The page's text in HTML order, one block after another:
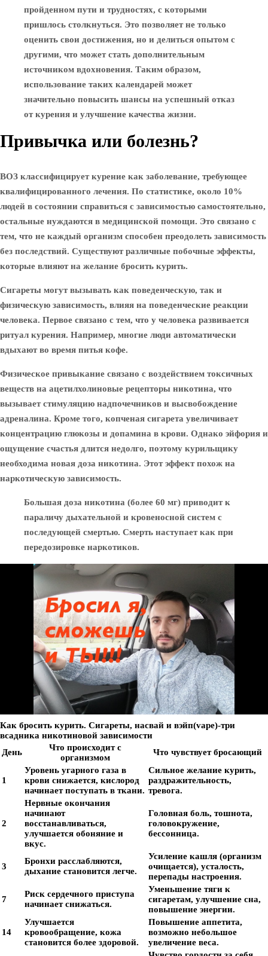
пройденном пути и трудностях, с которыми
пришлось столкнуться. Это позволяет не только
оценить свои достижения, но и делиться опытом с
другими, что может стать дополнительным
источником вдохновения. Таким образом,
использование таких календарей может
значительно повысить шансы на успешный отказ
от курения и улучшение качества жизни.
Привычка или болезнь?
ВОЗ классифицирует курение как заболевание, требующее
квалифицированного лечения. По статистике, около 10%
людей в состоянии справиться с зависимостью самостоятельно,
остальные нуждаются в медицинской помощи. Это связано с
тем, что не каждый организм способен преодолеть зависимость
без последствий. Существуют различные побочные эффекты,
которые влияют на желание бросить курить.
Сигареты могут вызывать как поведенческую, так и
физическую зависимость, влияя на поведенческие реакции
человека. Первое связано с тем, что у человека развивается
ритуал курения. Например, многие люди автоматически
вдыхают во время питья кофе.
Физическое привыкание связано с воздействием токсичных
веществ на ацетилхолиновые рецепторы никотина, что
вызывает стимуляцию надпочечников и высвобождение
адреналина. Кроме того, копченая сигарета увеличивает
концентрацию глюкозы и допамина в крови. Однако эйфория и
ощущение счастья длится недолго, поэтому курильщику
необходима новая доза никотина. Этот эффект похож на
наркотическую зависимость.
Большая доза никотина (более 60 мг) приводит к
параличу дыхательной и кровеносной систем с
последующей смертью. Смерть наступает как при
передозировке наркотиков.
Как бросить курить. Сигареты, насвай и вэйп(vape)-три
всадника никотиновой зависимости
День
Что происходит с
организмом
Что чувствует бросающий
1
Уровень угарного газа в
крови снижается, кислород
начинает поступать в ткани.
Сильное желание курить,
раздражительность,
тревога.
2
Нервные окончания
начинают
восстанавливаться,
улучшается обоняние и
вкус.
Головная боль, тошнота,
головокружение,
бессонница.
3
Бронхи расслабляются,
дыхание становится легче.
Усиление кашля (организм
очищается), усталость,
перепады настроения.
7
Риск сердечного приступа
начинает снижаться.
Уменьшение тяги к
сигаретам, улучшение сна,
повышение энергии.
14
Улучшается
кровообращение, кожа
становится более здоровой.
Повышение аппетита,
возможно небольшое
увеличение веса.